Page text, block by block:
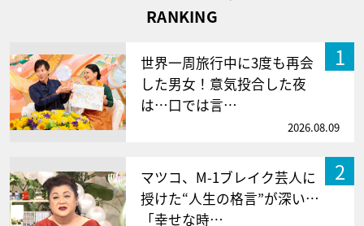
RANKING
1
世界一周旅行中に3度も再会
した男女！意気投合した夜
は…口では言…
2026.08.09
2
マツコ、M-1ブレイク芸人に
授けた“人生の格言”が深い…
「幸せな時…